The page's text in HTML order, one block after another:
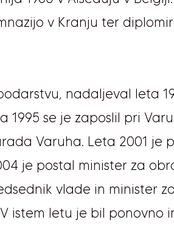
v Kranju ter
nadaljeval leta
1995 se je zaposlil pri
Varuha. Leta 2001 je
je postal minister za
vlade in minister
istem letu je bil ponovno